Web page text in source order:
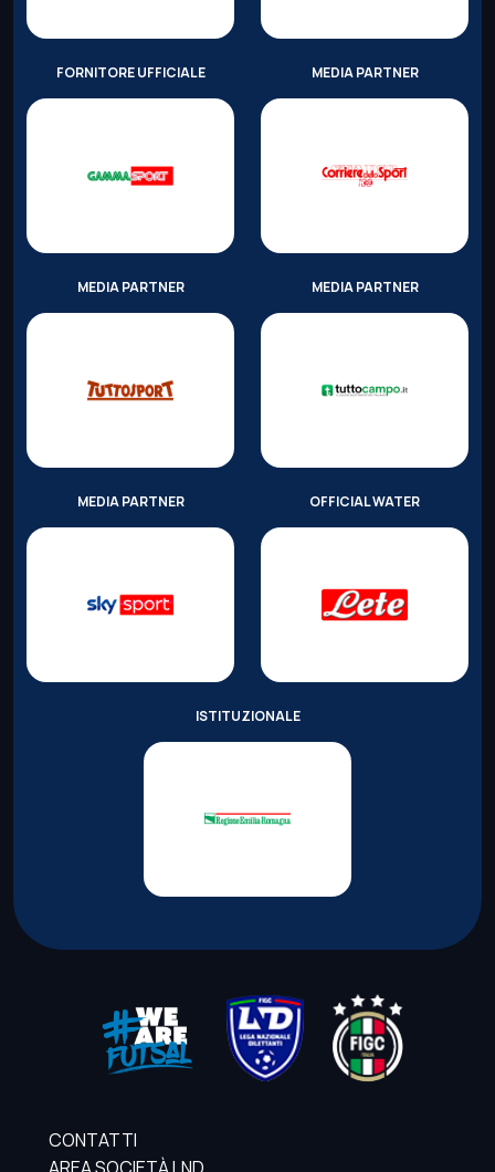
FORNITORE UFFICIALE MEDIA PARTNER
MEDIA PARTNER MEDIA PARTNER
MEDIA PARTNER OFFICIAL WATER
ISTITUZIONALE
CONTATTI